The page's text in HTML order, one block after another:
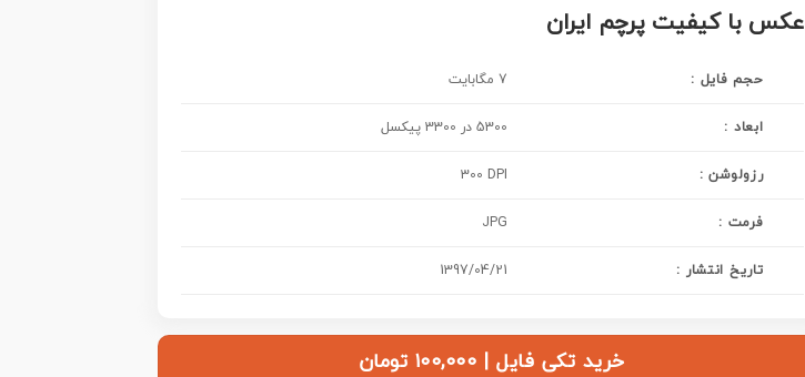
عکس با کیفیت پرچم ایران
حجم فایل : 7 مگابایت
ابعاد : 5300 در 3300 پیکسل
: رزولوشن 300 DPI
فرمت : JPG
تاریخ انتشار : 1397/04/21
خرید تکی فایل | ۱۰۰,۰۰۰ تومان